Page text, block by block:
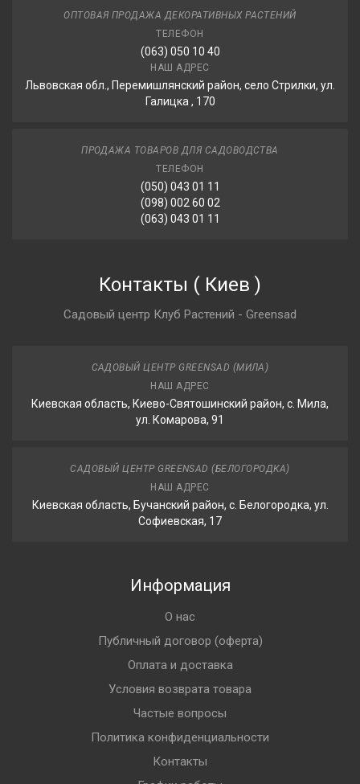
ОПТОВАЯ ПРОДАЖА ДЕКОРАТИВНЫХ РАСТЕНИЙ
ТЕЛЕФОН
(063) 050 10 40
НАШ АДРЕС
Львовская обл., Перемишлянский район, село Стрилки, ул.
Галицка , 170
ПРОДАЖА ТОВАРОВ ДЛЯ САДОВОДСТВА
ТЕЛЕФОН
(050) 043 01 11
(098) 002 60 02
(063) 043 01 11
Контакты ( Киев )
Садовый центр Клуб Растений - Greensad
САДОВЫЙ ЦЕНТР GREENSAD (МИЛА)
НАШ АДРЕС
Киевская область, Киево-Святошинский район, с. Мила,
ул. Комарова, 91
САДОВЫЙ ЦЕНТР GREENSAD (БЕЛОГОРОДКА)
НАШ АДРЕС
Киевская область, Бучанский район, с. Белогородка, ул.
Софиевская, 17
Информация
О нас
Публичный договор (оферта)
Оплата и доставка
Условия возврата товара
Частые вопросы
Политика конфиденциальности
Контакты